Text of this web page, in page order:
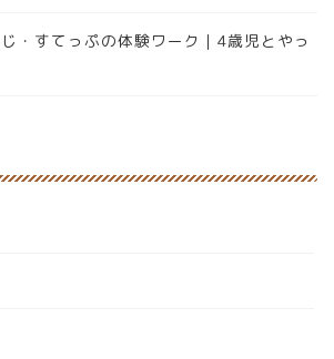
・すてっぷの体験ワーク｜4歳児とやっ